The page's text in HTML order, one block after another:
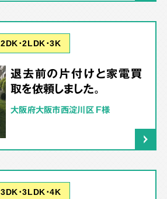
2DK･2LDK･3K
退去前の片付けと家電買
取を依頼しました。
大阪府大阪市西淀川区 F様
3DK･3LDK･4K